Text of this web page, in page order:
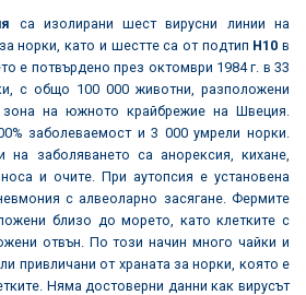
са изолирани шест вирусни линии на
норки, като и шестте са от подтип H10 в
е потвърдено през октомври 1984 г. в 33
с общо 100 000 животни, разположени
на южното крайбрежие на Швеция.
заболеваемост и 3 000 умрели норки.
на заболяването са анорексия, кихане,
и очите. При аутопсия е установена
с алвеоларно засягане. Фермите
близо до морето, като клетките с
отвън. По този начин много чайки и
привличани от храната за норки, която е
Няма достоверни данни как вирусът